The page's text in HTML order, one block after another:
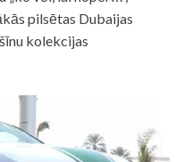
pilsētas Dubaijas
kolekcijas